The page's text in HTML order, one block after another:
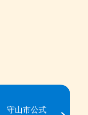
守山市公式